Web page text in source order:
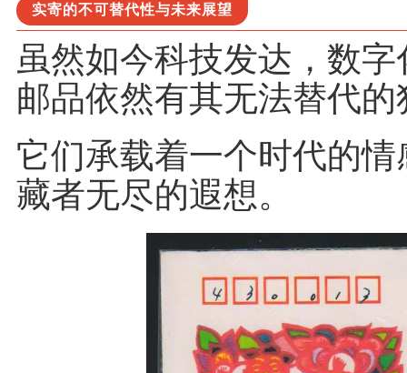
实寄的不可替代性与未来展望
虽然如今科技发达，数
邮品依然有其无法替代
它们承载着一个时代的
藏者无尽的遐想。